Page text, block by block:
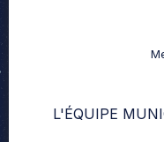
L'ÉQUIPE